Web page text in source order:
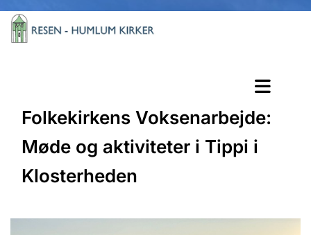
Folkekirkens Voksenarbejde:
Møde og aktiviteter i Tippi i
Klosterheden